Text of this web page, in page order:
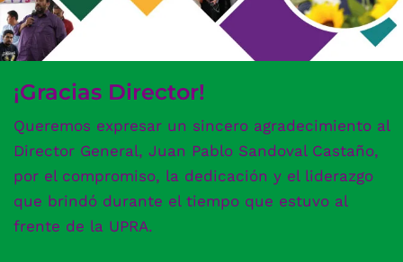
¡Gracias Director!
Queremos expresar un sincero agradecimiento al
Director General, Juan Pablo Sandoval Castaño,
por el compromiso, la dedicación y el liderazgo
que brindó durante el tiempo que estuvo al
frente de la UPRA.